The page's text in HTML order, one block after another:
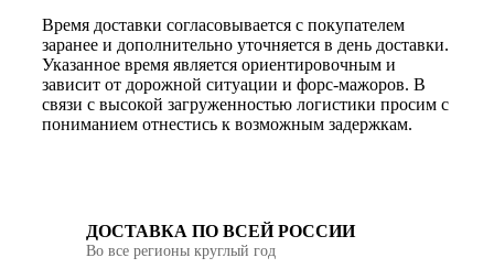
Время доставки согласовывается с покупателем
заранее и дополнительно уточняется в день доставки.
Указанное время является ориентировочным и
зависит от дорожной ситуации и форс-мажоров. В
связи с высокой загруженностью логистики просим с
пониманием отнестись к возможным задержкам.
ДОСТАВКА ПО ВСЕЙ РОССИИ
Во все регионы круглый год